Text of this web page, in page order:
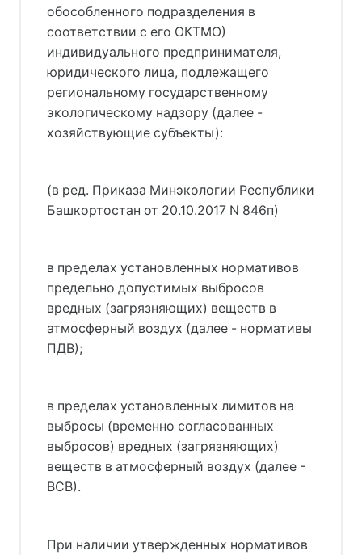
обособленного подразделения в
соответствии с его ОКТМО)
индивидуального предпринимателя,
юридического лица, подлежащего
региональному государственному
экологическому надзору (далее -
хозяйствующие субъекты):
(в ред. Приказа Минэкологии Республики
Башкортостан от 20.10.2017 N 846п)
в пределах установленных нормативов
предельно допустимых выбросов
вредных (загрязняющих) веществ в
атмосферный воздух (далее - нормативы
ПДВ);
в пределах установленных лимитов на
выбросы (временно согласованных
выбросов) вредных (загрязняющих)
веществ в атмосферный воздух (далее -
ВСВ).
При наличии утвержденных нормативов